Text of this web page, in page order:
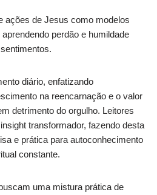
ações de Jesus como modelos
perdão e humildade
diário, enfatizando
na reencarnação e o valor
detrimento do orgulho. Leitores
transformador, fazendo desta
e prática para autoconhecimento
constante.
uma mistura prática de